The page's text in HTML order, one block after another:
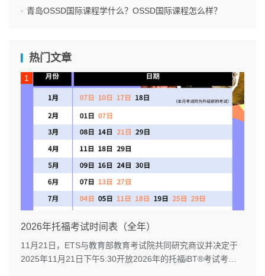
青岛OSSD国际课程学什么？OSSD国际课程怎么样？
热门文章
2026年托福考试时间表（全年）
11月21日，ETS与教育部教育考试院共同研究商议并决定于
2025年11月21日下午5:30开放2026年的托福iBT®考试考